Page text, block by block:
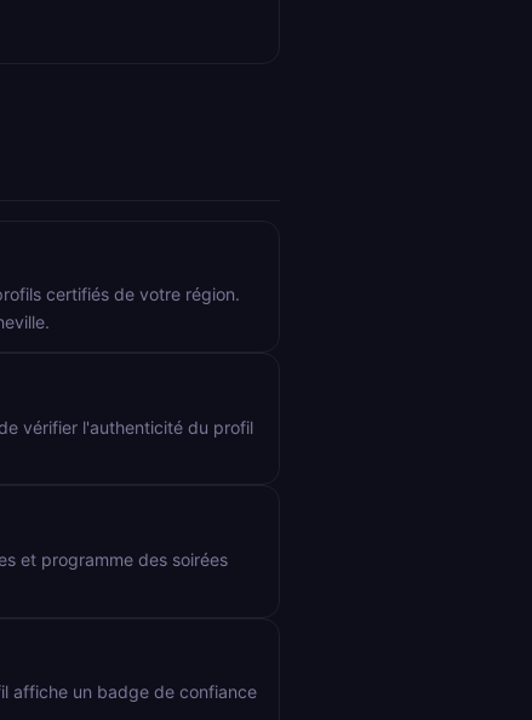
certifiés de votre région.
vérifier l'authenticité du profil
et programme des soirées
affiche un badge de confiance